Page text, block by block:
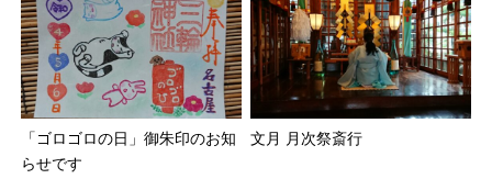
「ゴロゴロの日」御朱印のお知
らせです
文月 月次祭斎行